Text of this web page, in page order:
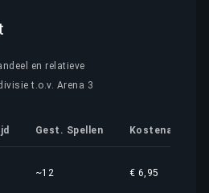
en relatieve
t.o.v. Arena 3
Gest. Spellen Kostenaandeel
~12 € 6,95